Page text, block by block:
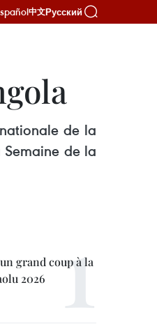
中文Русский
de la
de la
grand coup à la
2026